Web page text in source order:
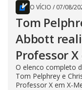
O VÍCIO / 07/08/
Tom
Abbott
Professor
O elenco completo
Tom Pelphrey e
Professor X em X-